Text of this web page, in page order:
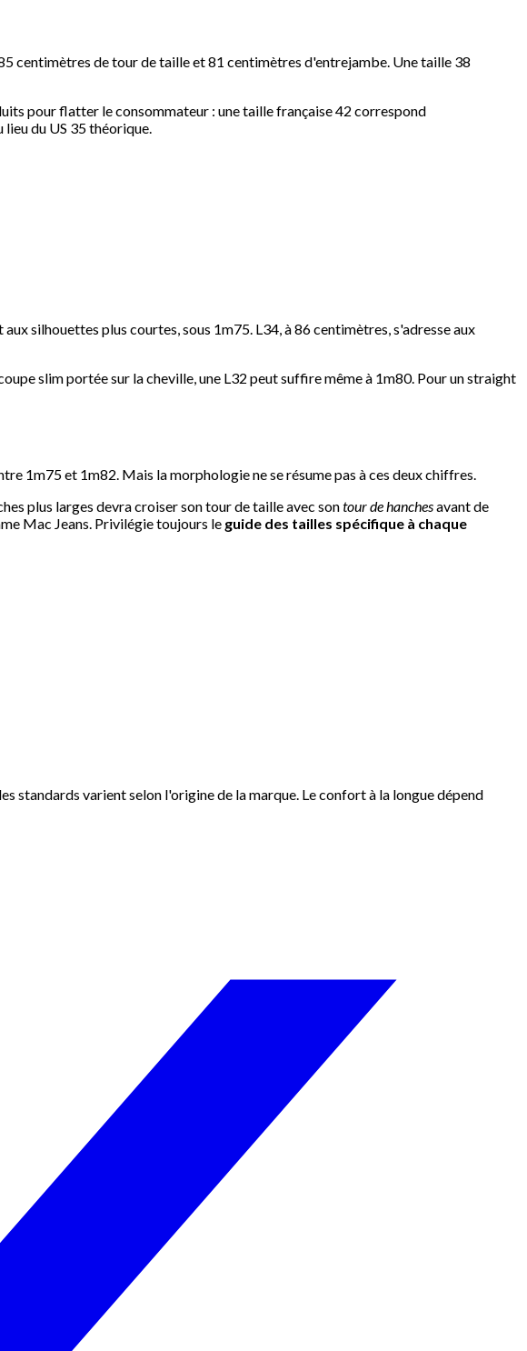
centimètres de tour de taille et 81 centimètres d'entrejambe. Une taille 38
pour flatter le consommateur : une taille française 42 correspond
lieu du US 35 théorique.
silhouettes plus courtes, sous 1m75. L34, à 86 centimètres, s'adresse aux
slim portée sur la cheville, une L32 peut suffire même à 1m80. Pour un straight
1m75 et 1m82. Mais la morphologie ne se résume pas à ces deux chiffres.
plus larges devra croiser son tour de taille avec sontour de hanchesavant de
Mac Jeans. Privilégie toujours le guide des tailles spécifique à chaque
standards varient selon l'origine de la marque. Le confort à la longue dépend